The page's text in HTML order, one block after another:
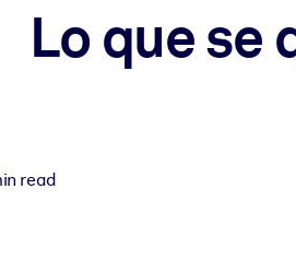
Lo que se
read